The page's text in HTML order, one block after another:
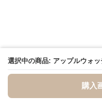
選択中の商品: アップルウォ
購入